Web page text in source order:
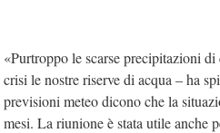
«Purtroppo le scarse precipitazioni di
crisi le nostre riserve di acqua – ha
previsioni meteo dicono che la
mesi. La riunione è stata utile anche